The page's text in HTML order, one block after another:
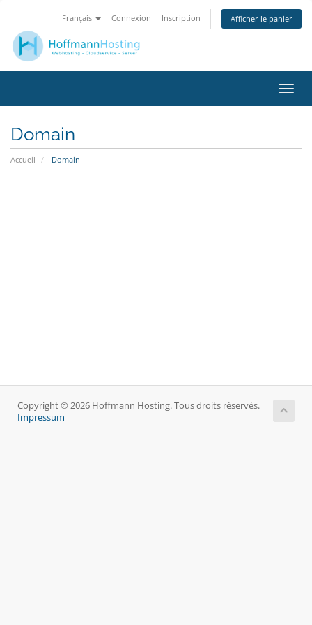
Français Connexion Inscription Afficher le panier
la
Domain
Accueil Domain
Copyright © 2026 Hoffmann Hosting. Tous droits réservés.
Impressum